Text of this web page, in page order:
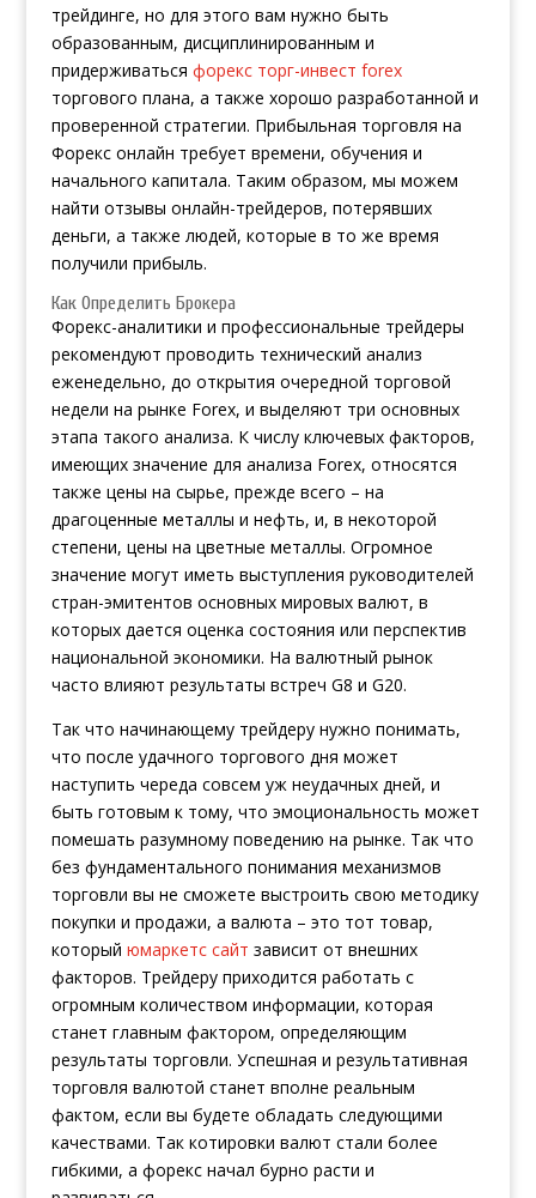
трейдинге, но для этого вам нужно быть
образованным, дисциплинированным и
придерживаться форекс торг-инвест forex
торгового плана, а также хорошо разработанной и
проверенной стратегии. Прибыльная торговля на
Форекс онлайн требует времени, обучения и
начального капитала. Таким образом, мы можем
найти отзывы онлайн-трейдеров, потерявших
деньги, а также людей, которые в то же время
получили прибыль.
Как Определить Брокера
Форекс-аналитики и профессиональные трейдеры
рекомендуют проводить технический анализ
еженедельно, до открытия очередной торговой
недели на рынке Forex, и выделяют три о­сновных
этапа такого анализа. К числу ключевых факторов,
имеющих значение для анализа Forex, относятся
также цены на сырье, прежде всего – на
драгоценные металлы и нефть, и, в некоторой
степени, цены на цветные металлы. Огромное
значение могут иметь выступления руководителей
стран-эмитентов основных мировых валют, в
которых дается оценка состояния или перспектив
национальной экономики. На валютный рынок
часто влияют результаты встреч G8 и G20.
Так что начинающему трейдеру нужно понимать,
что после удачного торгового дня может
наступить череда совсем уж неудачных дней, и
быть готовым к тому, что эмоциональность может
помешать разумному поведению на рынке. Так что
без фундаментального понимания механизмов
торговли вы не сможете выстроить свою методику
покупки и продажи, а валюта – это тот товар,
который юмаркетс сайт зависит от внешних
факторов. Трейдеру приходится работать с
огромным количеством информации, которая
станет главным фактором, определяющим
результаты торговли. Успешная и результативная
торговля валютой станет вполне реальным
фактом, если вы будете обладать следующими
качествами. Так котировки валют стали более
гибкими, а форекс начал бурно расти и